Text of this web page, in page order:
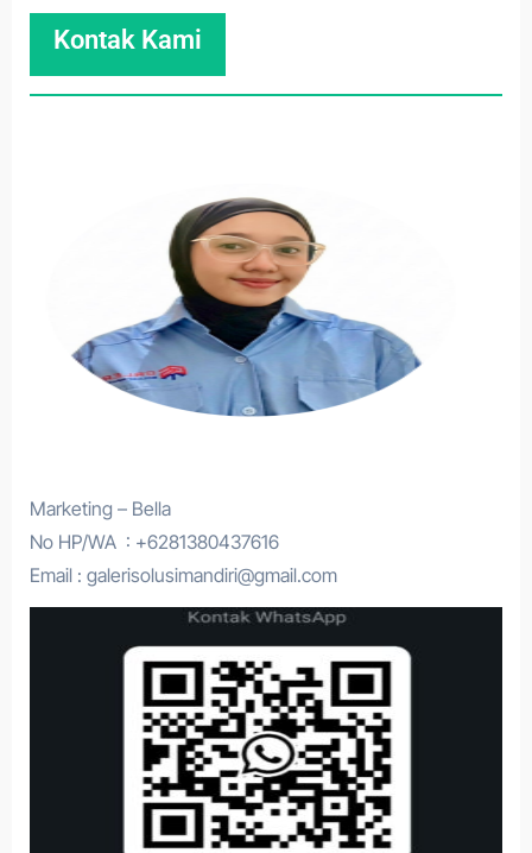
Kontak Kami
Marketing – Bella
No HP/WA : +6281380437616
Email : galerisolusimandiri@gmail.com